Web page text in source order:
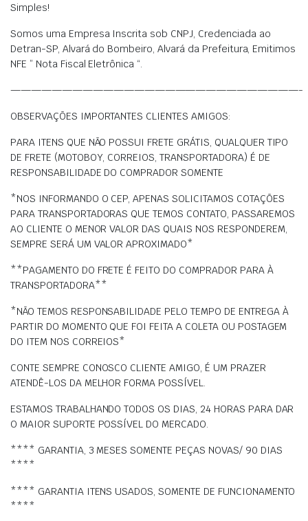
Simples!
Somos uma Empresa Inscrita sob CNPJ, Credenciada ao
Detran-SP, Alvará do Bombeiro, Alvará da Prefeitura, Emitimos
NFE ” Nota Fiscal Eletrônica “.
————————————————————————————-
OBSERVAÇÕES IMPORTANTES CLIENTES AMIGOS:
PARA ITENS QUE NÃO POSSUI FRETE GRÁTIS, QUALQUER TIPO
DE FRETE (MOTOBOY, CORREIOS, TRANSPORTADORA) É DE
RESPONSABILIDADE DO COMPRADOR SOMENTE
*NOS INFORMANDO O CEP, APENAS SOLICITAMOS COTAÇÕES
PARA TRANSPORTADORAS QUE TEMOS CONTATO, PASSAREMOS
AO CLIENTE O MENOR VALOR DAS QUAIS NOS RESPONDEREM,
SEMPRE SERÁ UM VALOR APROXIMADO*
**PAGAMENTO DO FRETE É FEITO DO COMPRADOR PARA À
TRANSPORTADORA**
*NÃO TEMOS RESPONSABILIDADE PELO TEMPO DE ENTREGA À
PARTIR DO MOMENTO QUE FOI FEITA A COLETA OU POSTAGEM
DO ITEM NOS CORREIOS*
CONTE SEMPRE CONOSCO CLIENTE AMIGO, É UM PRAZER
ATENDÊ-LOS DA MELHOR FORMA POSSÍVEL.
ESTAMOS TRABALHANDO TODOS OS DIAS, 24 HORAS PARA DAR
O MAIOR SUPORTE POSSÍVEL DO MERCADO.
**** GARANTIA, 3 MESES SOMENTE PEÇAS NOVAS/ 90 DIAS
****
**** GARANTIA ITENS USADOS, SOMENTE DE FUNCIONAMENTO
****